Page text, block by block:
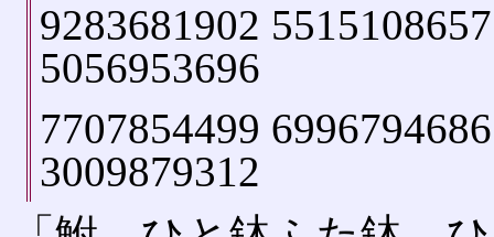
9283681902
5056953696
7707854499
3009879312